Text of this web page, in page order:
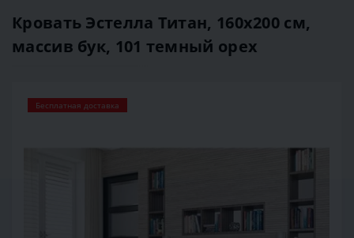
Кровать Эстелла Титан, 160х200 см,
массив бук, 101 темный орех
Бесплатная доставка